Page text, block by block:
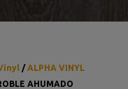
/ALPHA VINYL
AHUMADO